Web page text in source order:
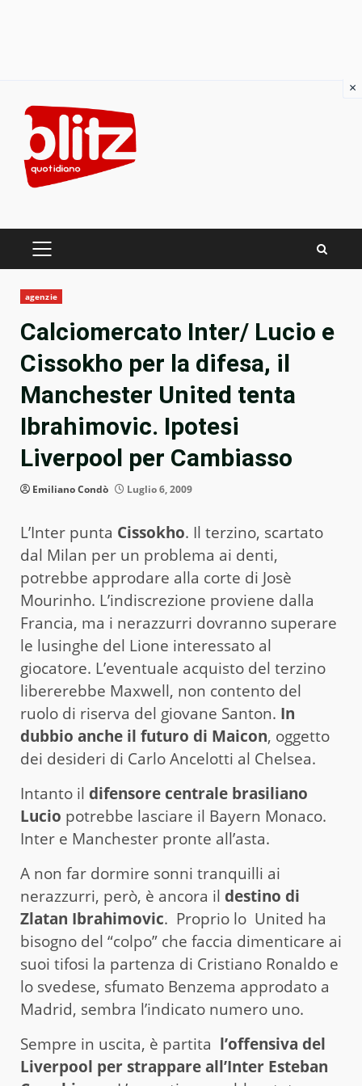
content
PRIMARY
agenzie
Calciomercato Inter/ Lucio e
Cissokho per la difesa, il
Manchester United tenta
Ibrahimovic. Ipotesi
Liverpool per Cambiasso
Emiliano Condò Luglio 6, 2009
L’Inter punta Cissokho. Il terzino, scartato
dal Milan per un problema ai denti,
potrebbe approdare alla corte di Josè
Mourinho. L’indiscrezione proviene dalla
Francia, ma i nerazzurri dovranno superare
le lusinghe del Lione interessato al
giocatore. L’eventuale acquisto del terzino
libererebbe Maxwell, non contento del
ruolo di riserva del giovane Santon. In
dubbio anche il futuro di Maicon, oggetto
dei desideri di Carlo Ancelotti al Chelsea.
Intanto il difensore centrale brasiliano
Lucio potrebbe lasciare il Bayern Monaco.
Inter e Manchester pronte all’asta.
A non far dormire sonni tranquilli ai
nerazzurri, però, è ancora il destino di
Zlatan Ibrahimovic. Proprio lo United ha
bisogno del “colpo” che faccia dimenticare ai
suoi tifosi la partenza di Cristiano Ronaldo e
lo svedese, sfumato Benzema approdato a
Madrid, sembra l’indicato numero uno.
Sempre in uscita, è partita l’offensiva del
Liverpool per strappare all’Inter Esteban
×